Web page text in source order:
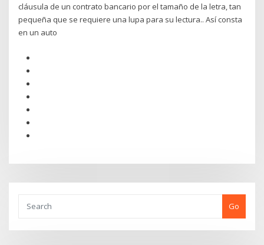
cláusula de un contrato bancario por el tamaño de la letra, tan
pequeña que se requiere una lupa para su lectura.. Así consta
en un auto
Go